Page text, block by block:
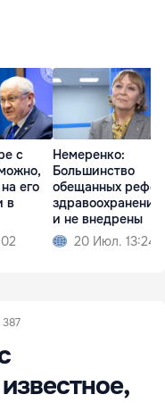
с
его
в
Немеренко:
Большинство
обещанных
здравоохранении
и не внедрены
20 Июл. 13:24
387